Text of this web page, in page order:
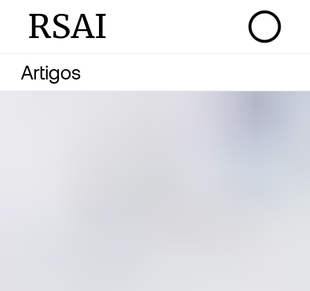
RSAI
Artigos